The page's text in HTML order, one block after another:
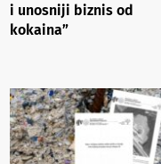
i unosniji biznis od
kokaina”